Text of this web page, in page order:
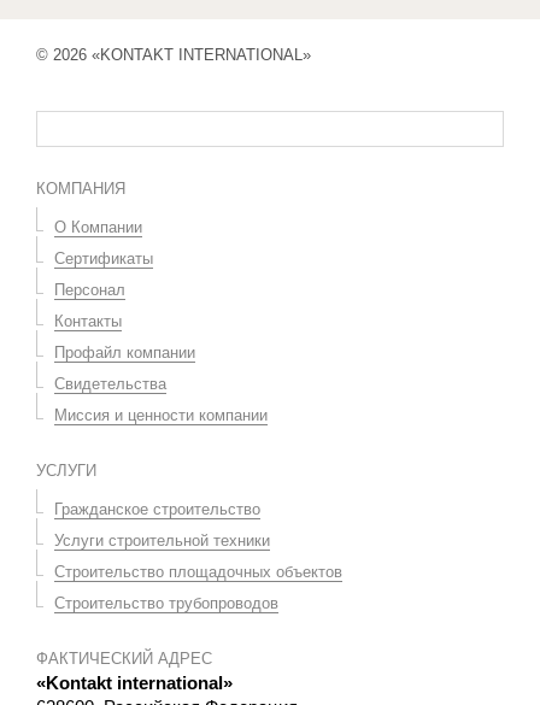
© 2026 «KONTAKT INTERNATIONAL»
КОМПАНИЯ
О Компании
Сертификаты
Персонал
Контакты
Профайл компании
Свидетельства
Миссия и ценности компании
УСЛУГИ
Гражданское строительство
Услуги строительной техники
Строительство площадочных объектов
Строительство трубопроводов
ФАКТИЧЕСКИЙ АДРЕС
«Kontakt international»